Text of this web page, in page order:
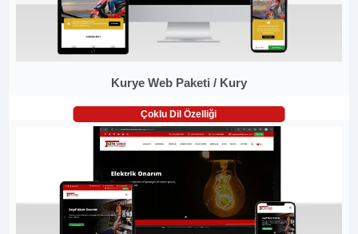
Kurye Web Paketi / Kury
Çoklu Dil Özelliği